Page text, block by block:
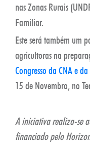
nas Zonas Rurais
Familiar.
Este será também um
agricultoras na
Congresso da CNA e
15 de Novembro, no
A iniciativa realiza-se
financiado pelo